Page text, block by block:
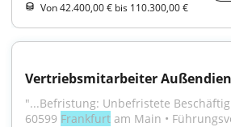
Von 42.400,00 € bis 110.300,00 €
Vertriebsmitarbeiter
"...Befristung: Unbefristete
60599 Frankfurt am Main •